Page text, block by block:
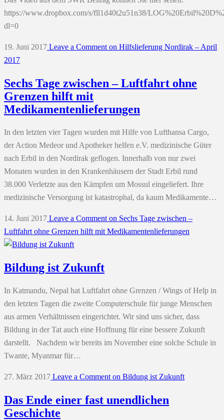
https://www.dropbox.com/s/fll1d40t2u51n38/
dl=0
19. Juni 2017 Leave a Comment on Hilfslieferung Nordirak – April
2017
Sechs Tage zwischen – Luftfahrt ohne
Grenzen hilft mit
Medikamentenlieferungen
In den letzten vier Tagen wurden mit Hilfe von Lufthansa Cargo,
der Action Medeor und Apotheker helfen e.V. medizinische Güter
nach Erbil in den Nordirak geflogen. Innerhalb von nur zwei
Monaten wurden in den Krankenhäusern der Stadt Erbil rund
38.000 Verletzte aus den Kämpfen um Mossul eingeliefert. Ihre
medizinische Versorgung ist katastrophal, da kaum Medikamente…
14. Juni 2017 Leave a Comment on Sechs Tage zwischen –
Luftfahrt ohne Grenzen hilft mit Medikamentenlieferungen
Bildung ist Zukunft
In Katmandu, Nepal hat Luftfahrt ohne Grenzen / Wings of Help in
den letzten Tagen die zweite Computerschule für junge Menschen
aus armen Verhältnissen eingerichtet. Wir sind uns sicher, dass
Bildung in der Tat auch eine Hoffnung für eine bessere Zukunft
darstellt. Nachdem wir bereits im November eine solche Schule in
Twante, Myanmar für…
27. März 2017 Leave a Comment on Bildung ist Zukunft
Das Ende einer fast unendlichen
Geschichte